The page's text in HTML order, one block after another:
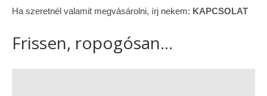
Ha szeretnél valamit megvásárolni, írj nekem: KAPCSOLAT
Frissen, ropogósan...